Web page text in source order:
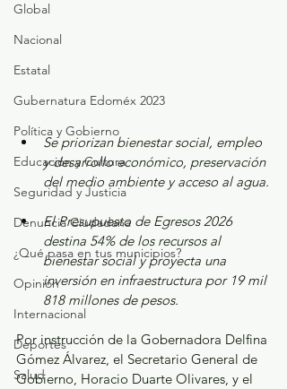
Global
Nacional
Estatal
Gubernatura Edoméx 2023
Política y Gobierno
Educación y Cultura
Seguridad y Justicia
Denuncia Ciudadana
¿Qué pasa en tus municipios?
Opinión
Internacional
Deportes
Salud
Se priorizan bienestar social, empleo
y desarrollo económico, preservación
del medio ambiente y acceso al agua.
El Presupuesto de Egresos 2026
destina 54% de los recursos al
bienestar social y proyecta una
inversión en infraestructura por 19 mil
818 millones de pesos.
Por instrucción de la Gobernadora Delfina
Gómez Álvarez, el Secretario General de
Gobierno, Horacio Duarte Olivares, y el